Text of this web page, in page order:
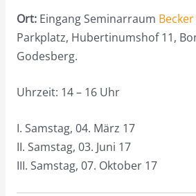
Ort:Eingang Seminarraum
Parkplatz, Hubertinumshof 11,
Godesberg.
Uhrzeit: 14 – 16 Uhr
I. Samstag, 04. März 17
II. Samstag, 03. Juni 17
III. Samstag, 07. Oktober 17